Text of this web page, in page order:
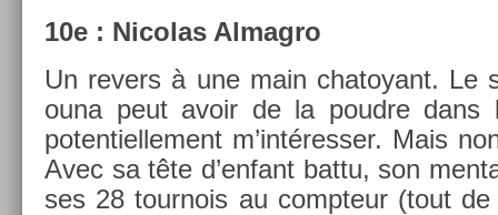
10e : Nicolas Al­mag­ro
Un re­v­ers à une main chatoyant. Le
ouna peut avoir de la poud­re dans
poten­tiel­le­ment m’intéress­er. Mais
Avec sa tête d’en­fant battu, son
ses 28 tour­nois au com­pteur (tout